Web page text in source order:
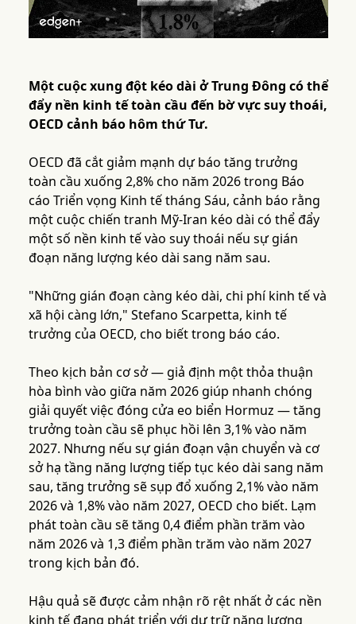
Một cuộc xung đột kéo dài ở Trung Đông có thể
đẩy nền kinh tế toàn cầu đến bờ vực suy thoái,
OECD cảnh báo hôm thứ Tư.
OECD đã cắt giảm mạnh dự báo tăng trưởng
toàn cầu xuống 2,8% cho năm 2026 trong Báo
cáo Triển vọng Kinh tế tháng Sáu, cảnh báo rằng
một cuộc chiến tranh Mỹ-Iran kéo dài có thể đẩy
một số nền kinh tế vào suy thoái nếu sự gián
đoạn năng lượng kéo dài sang năm sau.
"Những gián đoạn càng kéo dài, chi phí kinh tế và
xã hội càng lớn," Stefano Scarpetta, kinh tế
trưởng của OECD, cho biết trong báo cáo.
Theo kịch bản cơ sở — giả định một thỏa thuận
hòa bình vào giữa năm 2026 giúp nhanh chóng
giải quyết việc đóng cửa eo biển Hormuz — tăng
trưởng toàn cầu sẽ phục hồi lên 3,1% vào năm
2027. Nhưng nếu sự gián đoạn vận chuyển và cơ
sở hạ tầng năng lượng tiếp tục kéo dài sang năm
sau, tăng trưởng sẽ sụp đổ xuống 2,1% vào năm
2026 và 1,8% vào năm 2027, OECD cho biết. Lạm
phát toàn cầu sẽ tăng 0,4 điểm phần trăm vào
năm 2026 và 1,3 điểm phần trăm vào năm 2027
trong kịch bản đó.
Hậu quả sẽ được cảm nhận rõ rệt nhất ở các nền
kinh tế đang phát triển với dự trữ năng lượng